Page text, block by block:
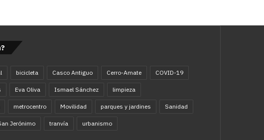
bicicleta Casco Antiguo Cerro-Amate COVID-19
Eva Oliva Ismael Sánchez limpieza
metrocentro Movilidad parques y jardines Sanidad
Jerónimo tranvía urbanismo